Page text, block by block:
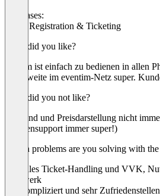
Use cases:
Event Registration & Ticketing
What did you like?
System ist einfach zu bedienen in allen
Reichweite im eventim-Netz super.
What did you not like?
Backend und Preisdarstellung nicht
Kundensupport immer super!)
Which problems are you solving with
Zentrales Ticket-Handling und VVK,
Netzwerk
“Unkompliziert und sehr